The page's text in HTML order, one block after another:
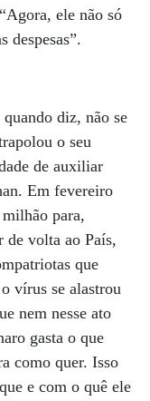
ele não só
despesas”.
diz, não se
o seu
de auxiliar
Em fevereiro
para,
de volta ao País,
que
vírus se alastrou
nem nesse ato
gasta o que
como quer. Isso
e com o quê ele